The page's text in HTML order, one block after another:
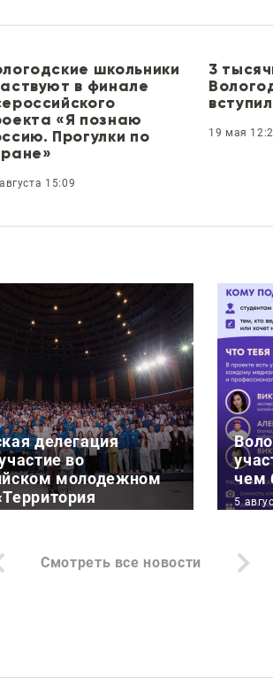
школьники
в финале
«Я познаю
Прогулки по
15:09
3
19 мая
делегация
во
молодежном
Вологодской
чем
5
Смотреть все новости